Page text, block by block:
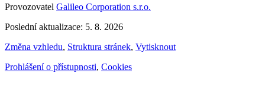
Provozovatel Galileo Corporation s.r.o.
Poslední aktualizace: 5. 8. 2026
Změna vzhledu, Struktura stránek, Vytisknout
Prohlášení o přístupnosti, Cookies